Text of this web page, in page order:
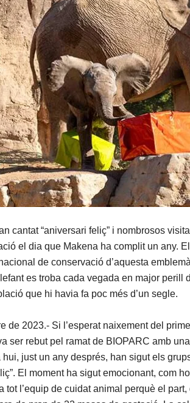
cantat “aniversari feliç” i nombrosos
el dia que Makena ha complit un any.
de conservació d’aquesta
es troba cada vegada en major perill
que hi havia fa poc més d’un segle.
de 2023.- Si l’esperat naixement del
ser rebut pel ramat de BIOPARC amb
just un any després, han sigut els
El moment ha sigut emocionant, com
tot l’equip de cuidat animal perquè el